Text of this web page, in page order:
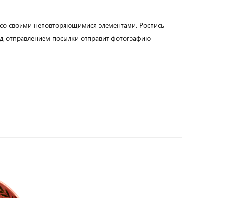
своими неповторяющимися элементами. Роспись
отправлением посылки отправит фотографию